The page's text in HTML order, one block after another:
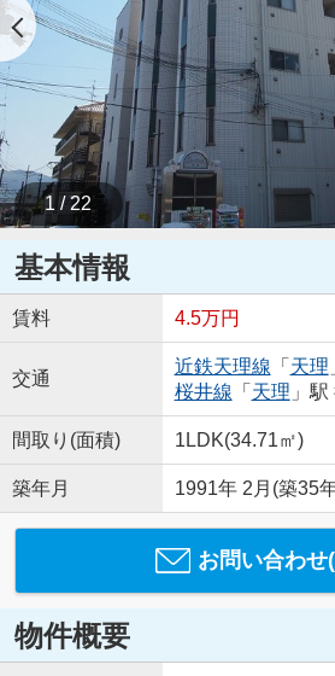
1 / 22
基本情報
賃料 4.5万円
交通
近鉄天理線 「 天理
桜井線 「 天理 」
間取り(面積) 1LDK(34.71㎡)
築年月 1991年 2月(築35
お問い合わせ
物件概要